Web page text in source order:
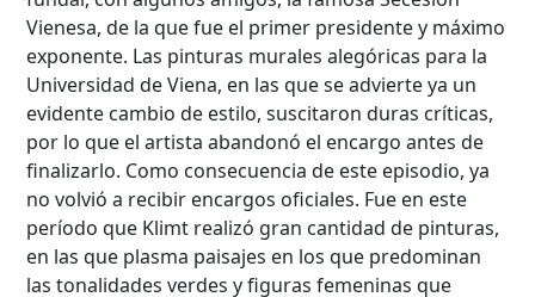
Vienesa, de la que fue el primer presidente y máximo
exponente. Las pinturas murales alegóricas para la
Universidad de Viena, en las que se advierte ya un
evidente cambio de estilo, suscitaron duras críticas,
por lo que el artista abandonó el encargo antes de
finalizarlo. Como consecuencia de este episodio, ya
no volvió a recibir encargos oficiales. Fue en este
período que Klimt realizó gran cantidad de pinturas,
en las que plasma paisajes en los que predominan
las tonalidades verdes y figuras femeninas que
Búsqueda Avanzada
Carrera